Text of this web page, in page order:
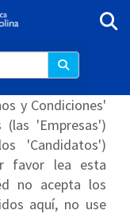
y Condiciones'
'Empresas')
'Candidatos')
favor lea esta
no acepta los
aquí, no use